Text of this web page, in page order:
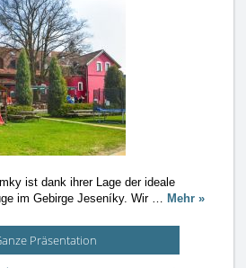
ist dank ihrer Lage der ideale
im Gebirge Jeseníky. Wir … Mehr »
Präsentation